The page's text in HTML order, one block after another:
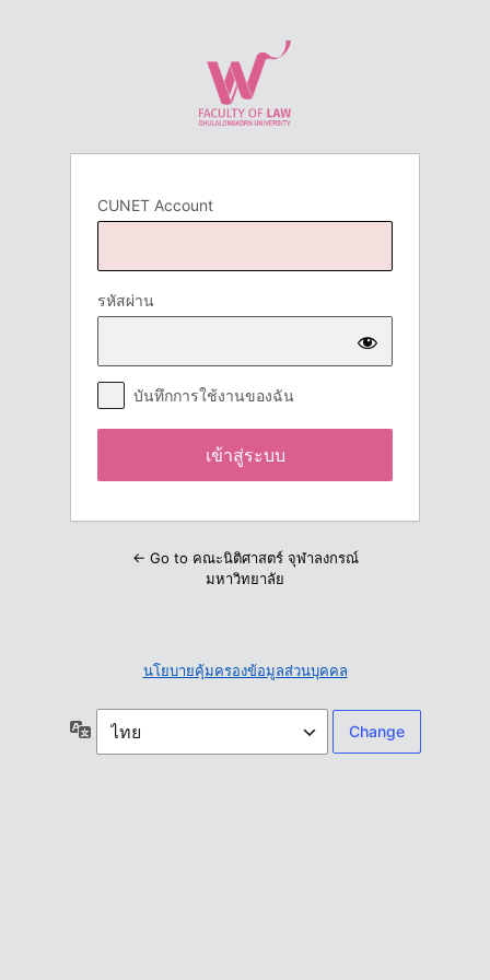
CUNET Account
รหัสผ่าน
บันทึกการใช้งานของฉัน
← Go to คณะนิติศาสตร์ จุฬาลงกรณ์
มหาวิทยาลัย
นโยบายคุ้มครองข้อมูลส่วนบุคคล
ภาษา